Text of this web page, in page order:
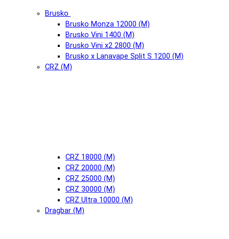
Brusko
Brusko Monza 12000 (М)
Brusko Vini 1400 (М)
Brusko Vini x2 2800 (М)
Brusko x Lanavape Split S 1200 (М)
CRZ (М)
CRZ 18000 (М)
CRZ 20000 (М)
CRZ 25000 (М)
CRZ 30000 (М)
CRZ Ultra 10000 (М)
Dragbar (М)